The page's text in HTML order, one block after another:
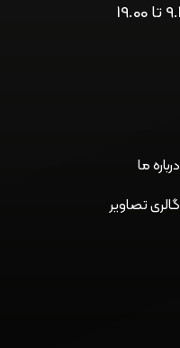
درباره ما
گالری تصاویر